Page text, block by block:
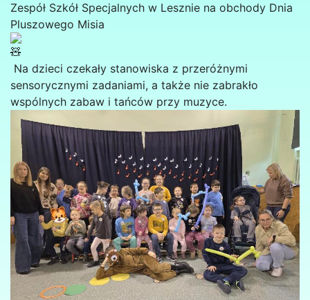
Zespół Szkół Specjalnych w Lesznie na obchody Dnia
Pluszowego Misia
Na dzieci czekały stanowiska z przeróżnymi
sensorycznymi zadaniami, a także nie zabrakło
wspólnych zabaw i tańców przy muzyce.